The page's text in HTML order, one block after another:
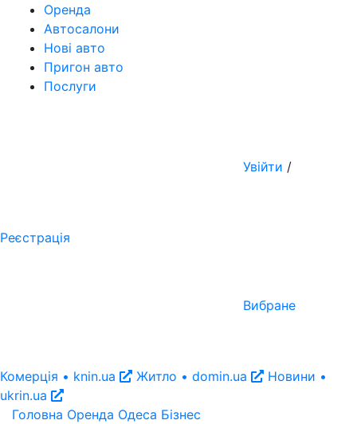
Оренда
Автосалони
Нові авто
Пригон авто
Послуги
Увійти /
Реєстрація
Вибране
Комерція • knin.ua Житло • domin.ua
Новини •
ukrin.ua
Головна Оренда Одеса Бізнес